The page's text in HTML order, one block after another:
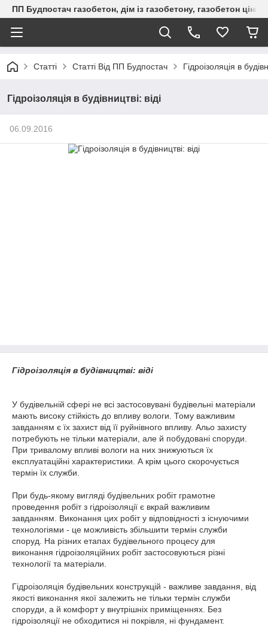
ПП Будпостач газобетон, дім із газобетону, газобетон
Статті Статті Від ПП Будпостач Гідроізоляція в
Гідроізоляція в будівництві: віді
06.09.2016
Гідроізоляція в будівництві: віді
У будівельній сфері не всі застосовувані будівельні матеріали
мають високу стійкість до впливу вологи. Тому важливим
завданням є їх захист від її руйнівного впливу. Альо захисту
потребують не тільки матеріали, але й побудовані споруди.
При тривалому впливі вологи на них знижуються їх
експлуатаційні характеристики. А крім цього скорочується
термін їх служби.
При будь-якому вигляді будівельних робіт грамотне
проведення робіт з гідроізоляції є вкрай важливим
завданням. Виконання цих робіт у відповідності з існуючими
технологіями - це можливість збільшити термін служби
споруд. На різних етапах будівельного процесу для
виконання гідроізоляційних робіт застосовуються різні
технології та матеріали.
Гідроізоляція будівельних конструкцій - важливе завдання, від
якості виконання якої залежить не тільки термін служби
споруди, а й комфорт у внутрішніх приміщеннях. Без
гідроізоляції не обходитися ні покрівля, ні фундамент.